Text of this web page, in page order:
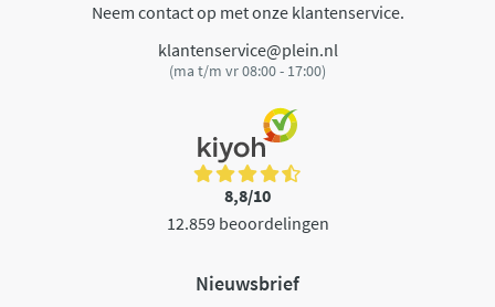
Neem contact op met onze klantenservice.
klantenservice@plein.nl
(ma t/m vr 08:00 - 17:00)
8,8/10
12.859 beoordelingen
Nieuwsbrief